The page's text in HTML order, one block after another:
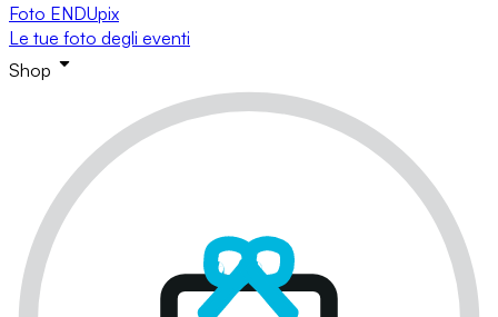
Foto ENDUpix
Le tue foto degli eventi
Shop